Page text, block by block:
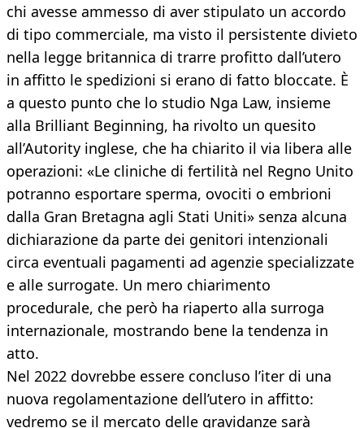
chi avesse ammesso di aver stipulato un accordo
di tipo commerciale, ma visto il persistente divieto
nella legge britannica di trarre profitto dall’utero
in affitto le spedizioni si erano di fatto bloccate. È
a questo punto che lo studio Nga Law, insieme
alla Brilliant Beginning, ha rivolto un quesito
all’Autority inglese, che ha chiarito il via libera alle
operazioni: «Le cliniche di fertilità nel Regno Unito
potranno esportare sperma, ovociti o embrioni
dalla Gran Bretagna agli Stati Uniti» senza alcuna
dichiarazione da parte dei genitori intenzionali
circa eventuali pagamenti ad agenzie specializzate
e alle surrogate. Un mero chiarimento
procedurale, che però ha riaperto alla surroga
internazionale, mostrando bene la tendenza in
atto.
Nel 2022 dovrebbe essere concluso l’iter di una
nuova regolamentazione dell’utero in affitto:
vedremo se il mercato delle gravidanze sarà